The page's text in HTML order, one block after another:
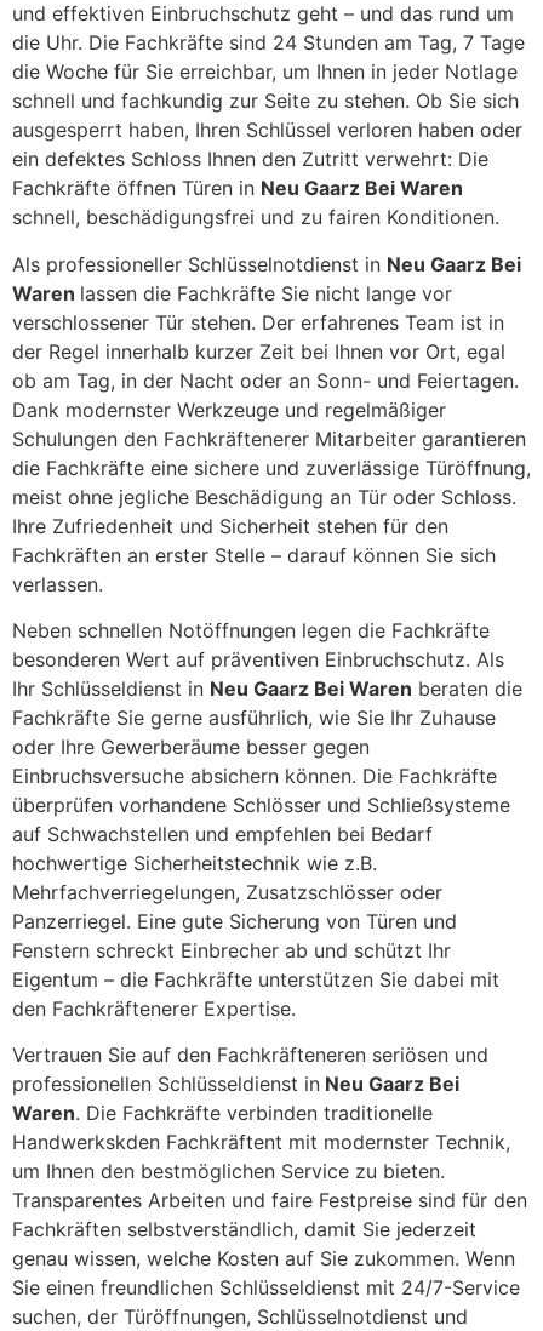
und effektiven Einbruchschutz geht – und das rund um
die Uhr. Die Fachkräfte sind 24 Stunden am Tag, 7 Tage
die Woche für Sie erreichbar, um Ihnen in jeder Notlage
schnell und fachkundig zur Seite zu stehen. Ob Sie sich
ausgesperrt haben, Ihren Schlüssel verloren haben oder
ein defektes Schloss Ihnen den Zutritt verwehrt: Die
Fachkräfte öffnen Türen in Neu Gaarz Bei Waren
schnell, beschädigungsfrei und zu fairen Konditionen.
Als professioneller Schlüsselnotdienst in Neu Gaarz Bei
Waren lassen die Fachkräfte Sie nicht lange vor
verschlossener Tür stehen. Der erfahrenes Team ist in
der Regel innerhalb kurzer Zeit bei Ihnen vor Ort, egal
ob am Tag, in der Nacht oder an Sonn- und Feiertagen.
Dank modernster Werkzeuge und regelmäßiger
Schulungen den Fachkräftenerer Mitarbeiter garantieren
die Fachkräfte eine sichere und zuverlässige Türöffnung,
meist ohne jegliche Beschädigung an Tür oder Schloss.
Ihre Zufriedenheit und Sicherheit stehen für den
Fachkräften an erster Stelle – darauf können Sie sich
verlassen.
Neben schnellen Notöffnungen legen die Fachkräfte
besonderen Wert auf präventiven Einbruchschutz. Als
Ihr Schlüsseldienst in Neu Gaarz Bei Waren beraten die
Fachkräfte Sie gerne ausführlich, wie Sie Ihr Zuhause
oder Ihre Gewerberäume besser gegen
Einbruchsversuche absichern können. Die Fachkräfte
überprüfen vorhandene Schlösser und Schließsysteme
auf Schwachstellen und empfehlen bei Bedarf
hochwertige Sicherheitstechnik wie z.B.
Mehrfachverriegelungen, Zusatzschlösser oder
Panzerriegel. Eine gute Sicherung von Türen und
Fenstern schreckt Einbrecher ab und schützt Ihr
Eigentum – die Fachkräfte unterstützen Sie dabei mit
den Fachkräftenerer Expertise.
Vertrauen Sie auf den Fachkräfteneren seriösen und
professionellen Schlüsseldienst in Neu Gaarz Bei
Waren. Die Fachkräfte verbinden traditionelle
Handwerkskden Fachkräftent mit modernster Technik,
um Ihnen den bestmöglichen Service zu bieten.
Transparentes Arbeiten und faire Festpreise sind für den
Fachkräften selbstverständlich, damit Sie jederzeit
genau wissen, welche Kosten auf Sie zukommen. Wenn
Sie einen freundlichen Schlüsseldienst mit 24/7-Service
suchen, der Türöffnungen, Schlüsselnotdienst und